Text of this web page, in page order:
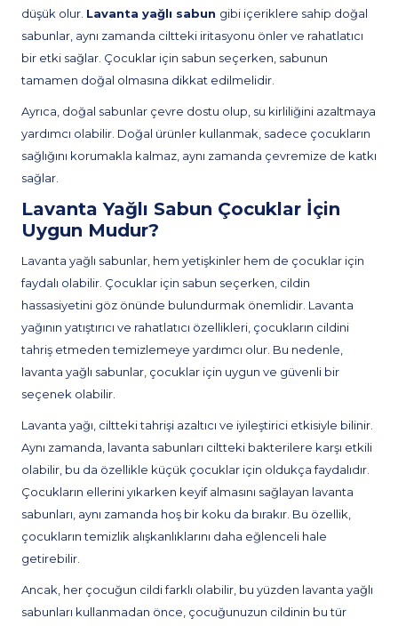
düşük olur. Lavanta yağlı sabun gibi içeriklere sahip doğal
sabunlar, aynı zamanda ciltteki iritasyonu önler ve rahatlatıcı
bir etki sağlar. Çocuklar için sabun seçerken, sabunun
tamamen doğal olmasına dikkat edilmelidir.
Ayrıca, doğal sabunlar çevre dostu olup, su kirliliğini azaltmaya
yardımcı olabilir. Doğal ürünler kullanmak, sadece çocukların
sağlığını korumakla kalmaz, aynı zamanda çevremize de katkı
sağlar.
Lavanta Yağlı Sabun Çocuklar İçin
Uygun Mudur?
Lavanta yağlı sabunlar, hem yetişkinler hem de çocuklar için
faydalı olabilir. Çocuklar için sabun seçerken, cildin
hassasiyetini göz önünde bulundurmak önemlidir. Lavanta
yağının yatıştırıcı ve rahatlatıcı özellikleri, çocukların cildini
tahriş etmeden temizlemeye yardımcı olur. Bu nedenle,
lavanta yağlı sabunlar, çocuklar için uygun ve güvenli bir
seçenek olabilir.
Lavanta yağı, ciltteki tahrişi azaltıcı ve iyileştirici etkisiyle bilinir.
Aynı zamanda, lavanta sabunları ciltteki bakterilere karşı etkili
olabilir, bu da özellikle küçük çocuklar için oldukça faydalıdır.
Çocukların ellerini yıkarken keyif almasını sağlayan lavanta
sabunları, aynı zamanda hoş bir koku da bırakır. Bu özellik,
çocukların temizlik alışkanlıklarını daha eğlenceli hale
getirebilir.
Ancak, her çocuğun cildi farklı olabilir, bu yüzden lavanta yağlı
sabunları kullanmadan önce, çocuğunuzun cildinin bu tür